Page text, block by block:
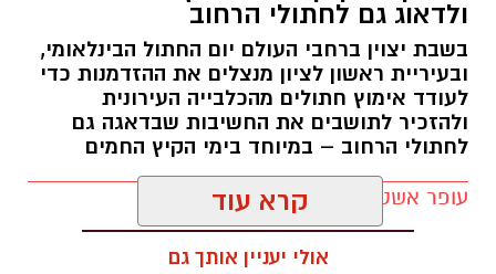
ולדאוג גם לחתולי הרחוב
בשבת יצוין ברחבי העולם יום החתול הבינלאומי,
ובעיריית ראשון לציון מנצלים את ההזדמנות כדי
לעודד אימוץ חתולים מהכלבייה העירונית
ולהזכיר לתושבים את החשיבות שבדאגה גם
לחתולי הרחוב – במיוחד בימי הקיץ החמים
עופר אשטוקר / 12:04 07.08.26 קרא עוד
אולי יעניין אותך גם